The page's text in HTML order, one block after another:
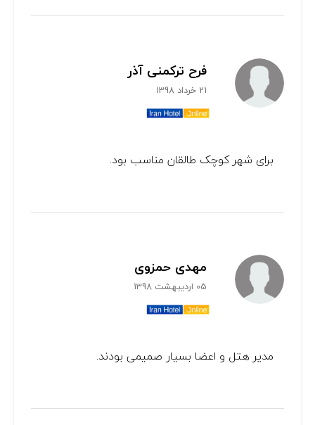
فرح ترکمنی آذر
21 خرداد 1398
برای شهر کوچک طالقان مناسب بود.
مهدی حمزوی
05 اردیبهشت 1398
مدیر هتل و اعضا بسیار صمیمی بودند.